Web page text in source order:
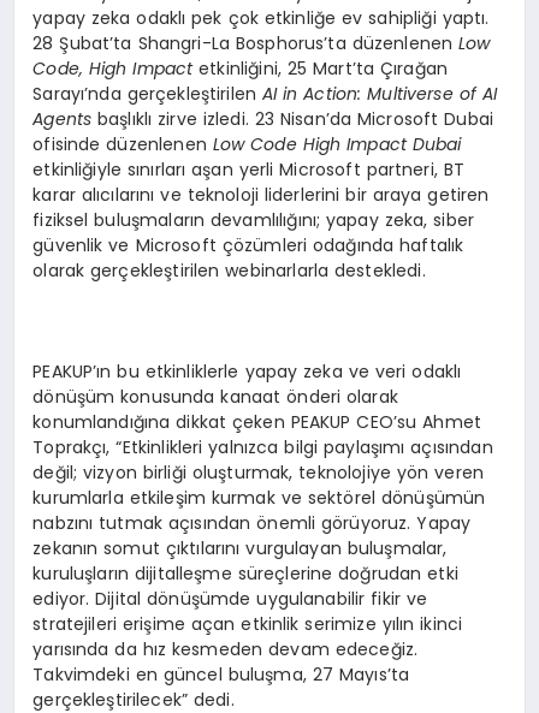
yapay zeka odaklı pek çok etkinliğe ev sahipliği yaptı.
28 Şubat’ta Shangri-La Bosphorus’ta düzenlenenLow
Code, High Impactetkinliğini, 25 Mart’ta Çırağan
Sarayı’nda gerçekleştirilen AI in Action: Multiverse of AI
Agents başlıklı zirve izledi. 23 Nisan’da Microsoft Dubai
ofisinde düzenlenen Low Code High Impact Dubai
etkinliğiyle sınırları aşan yerli Microsoft partneri, BT
karar alıcılarını ve teknoloji liderlerini bir araya getiren
fiziksel buluşmaların devamlılığını; yapay zeka, siber
güvenlik ve Microsoft çözümleri odağında haftalık
olarak gerçekleştirilen webinarlarla destekledi.
PEAKUP’ın bu etkinliklerle yapay zeka ve veri odaklı
dönüşüm konusunda kanaat önderi olarak
konumlandığına dikkat çeken PEAKUP CEO’su Ahmet
Toprakçı, “Etkinlikleri yalnızca bilgi paylaşımı açısından
değil; vizyon birliği oluşturmak, teknolojiye yön veren
kurumlarla etkileşim kurmak ve sektörel dönüşümün
nabzını tutmak açısından önemli görüyoruz. Yapay
zekanın somut çıktılarını vurgulayan buluşmalar,
kuruluşların dijitalleşme süreçlerine doğrudan etki
ediyor. Dijital dönüşümde uygulanabilir fikir ve
stratejileri erişime açan etkinlik serimize yılın ikinci
yarısında da hız kesmeden devam edeceğiz.
Takvimdeki en güncel buluşma, 27 Mayıs’ta
gerçekleştirilecek” dedi.